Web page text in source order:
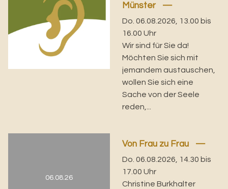
Münster
Do. 06.08.2026, 13.00 bis
16.00 Uhr
Wir sind für Sie da!
Möchten Sie sich mit
jemandem austauschen,
wollen Sie sich eine
Sache von der Seele
reden,...
06.08.26
Von Frau zu Frau
Do. 06.08.2026, 14.30 bis
17.00 Uhr
Christine Burkhalter